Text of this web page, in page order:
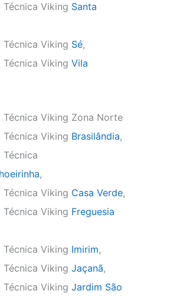
Técnica Viking Santa
Técnica Viking Sé,
Técnica Viking Vila
Técnica Viking Zona Norte
Técnica Viking Brasilândia,
Técnica
,
Técnica Viking Casa Verde,
Técnica Viking Freguesia
Técnica Viking Imirim,
Técnica Viking Jaçanã,
Técnica Viking Jardim São